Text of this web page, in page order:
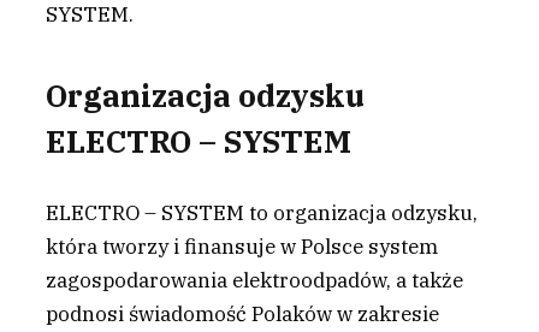
SYSTEM.
Organizacja odzysku
ELECTRO – SYSTEM
ELECTRO – SYSTEM to organizacja odzysku,
która tworzy i finansuje w Polsce system
zagospodarowania elektroodpadów, a także
podnosi świadomość Polaków w zakresie